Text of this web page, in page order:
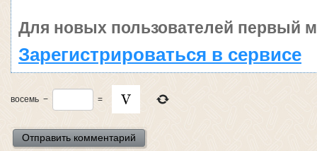
Для новых пользователей первый
Зарегистрироваться в сервисе
восемь − =